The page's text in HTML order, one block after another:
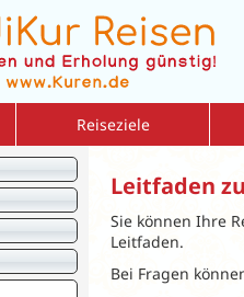
Reiseziele
Bulgarien
Deutschland
Israel
Italien
Jordanien
Leitfaden
Sie können Ihre
Leitfaden.
Bei Fragen